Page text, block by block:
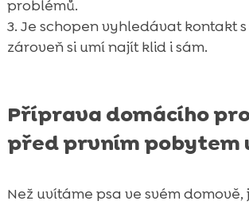
problémů.
Je schopen vyhledávat kontakt
zároveň si umí najít klid i sám.
Příprava domácího
před prvním pobytem
Než uvítáme psa ve svém